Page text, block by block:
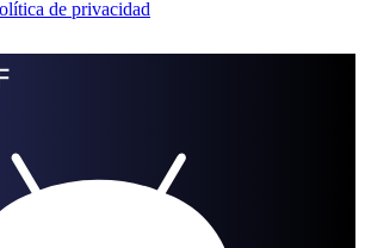
de privacidad